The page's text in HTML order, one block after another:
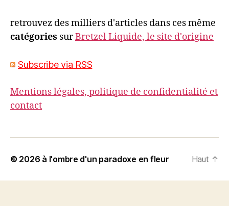
retrouvez des milliers d'articles dans ces même
catégories surBretzel Liquide, le site d'origine
Subscribe via RSS
Mentions légales, politique de confidentialité et
contact
© 2026 à l'ombre d'un paradoxe en fleur Haut ↑